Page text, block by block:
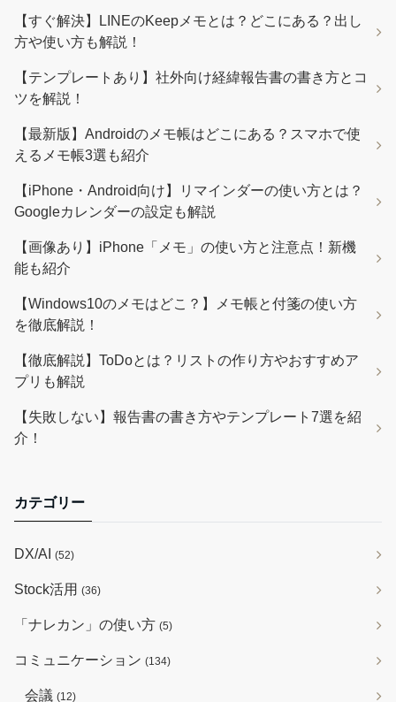
【すぐ解決】LINEのKeepメモとは？どこにある？出し
方や使い方も解説！
【テンプレートあり】社外向け経緯報告書の書き方とコ
ツを解説！
【最新版】Androidのメモ帳はどこにある？スマホで使
えるメモ帳3選も紹介
【iPhone・Android向け】リマインダーの使い方とは？
Googleカレンダーの設定も解説
【画像あり】iPhone「メモ」の使い方と注意点！新機
能も紹介
【Windows10のメモはどこ？】メモ帳と付箋の使い方
を徹底解説！
【徹底解説】ToDoとは？リストの作り方やおすすめア
プリも解説
【失敗しない】報告書の書き方やテンプレート7選を紹
介！
カテゴリー
DX/AI (52)
Stock活用 (36)
「ナレカン」の使い方 (5)
コミュニケーション (134)
会議 (12)